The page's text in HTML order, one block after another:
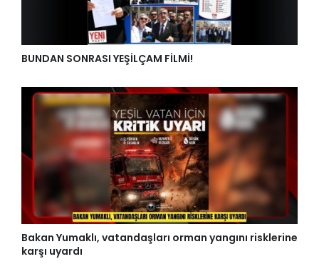
BUNDAN SONRASI YEŞİLÇAM FİLMİ!
Bakan Yumaklı, vatandaşları orman yangını risklerine
karşı uyardı